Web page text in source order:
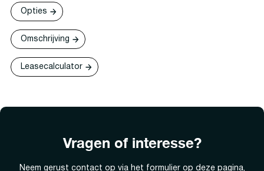
Opties
Omschrijving
Leasecalculator
Vragen of interesse?
Neem gerust contact op via het formulier op deze pagina,